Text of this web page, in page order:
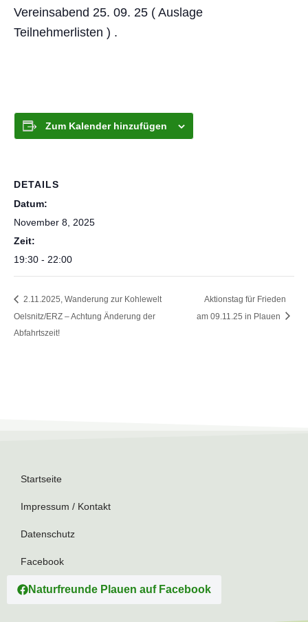
Vereinsabend 25. 09. 25 ( Auslage
Teilnehmerlisten ) .
Zum Kalender hinzufügen
DETAILS
Datum:
November 8, 2025
Zeit:
19:30 - 22:00
2.11.2025, Wanderung zur Kohlewelt
Oelsnitz/ERZ – Achtung Änderung der
Abfahrtszeit!
Aktionstag für Frieden
am 09.11.25 in Plauen
Startseite
Impressum / Kontakt
Datenschutz
Facebook
Naturfreunde Plauen auf Facebook